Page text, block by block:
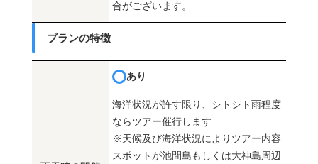
合がございます。
プランの特徴
あり
海洋状況が許す限り、シトシト雨程度
ならツアー催行します
※天候及び海洋状況によりツアー内容
スポットが池間島もしくは大神島周辺